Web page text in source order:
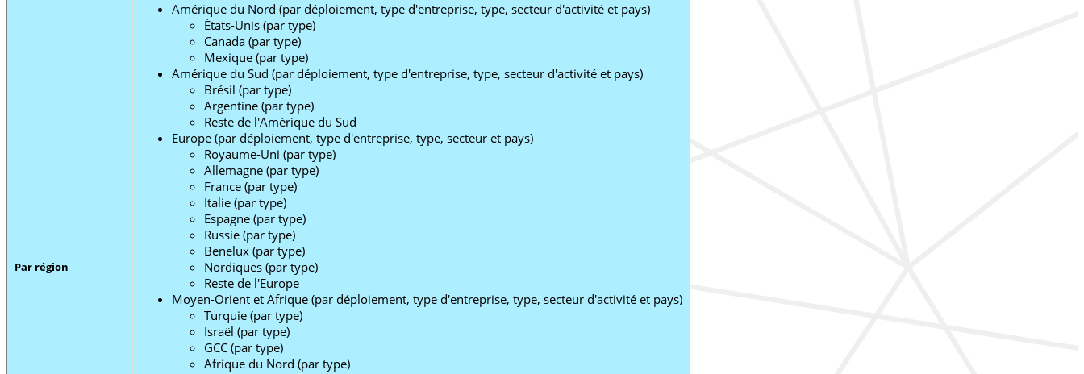
Par région
Amérique du Nord (par déploiement, type d'entreprise, type, secteur d'activité et pays)
États-Unis (par type)
Canada (par type)
Mexique (par type)
Amérique du Sud (par déploiement, type d'entreprise, type, secteur d'activité et pays)
Brésil (par type)
Argentine (par type)
Reste de l'Amérique du Sud
Europe (par déploiement, type d'entreprise, type, secteur et pays)
Royaume-Uni (par type)
Allemagne (par type)
France (par type)
Italie (par type)
Espagne (par type)
Russie (par type)
Benelux (par type)
Nordiques (par type)
Reste de l'Europe
Moyen-Orient et Afrique (par déploiement, type d'entreprise, type, secteur d'activité et pays)
Turquie (par type)
Israël (par type)
GCC (par type)
Afrique du Nord (par type)